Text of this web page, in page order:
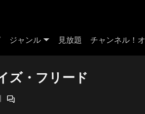
ジャンル 見放題 チャンネル！
ズ・フリード
｜